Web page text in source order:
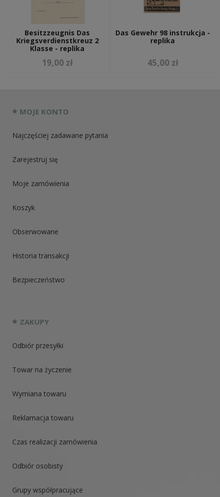
Besitzzeugnis Das
Kriegsverdienstkreuz 2
Klasse - replika
19,00 zł
Das Gewehr 98 instrukcja -
replika
45,00 zł
MOJE KONTO
Najczęściej zadawane pytania
Zarejestruj się
Moje zamówienia
Koszyk
Obserwowane
Historia transakcji
Bezpieczeństwo
ZAKUPY
Odbiór przesyłki
Towar na życzenie
Wymiana towaru
Reklamacja towaru
Czas realizacji zamówienia
Odbiór osobisty
Grupy współpracujące